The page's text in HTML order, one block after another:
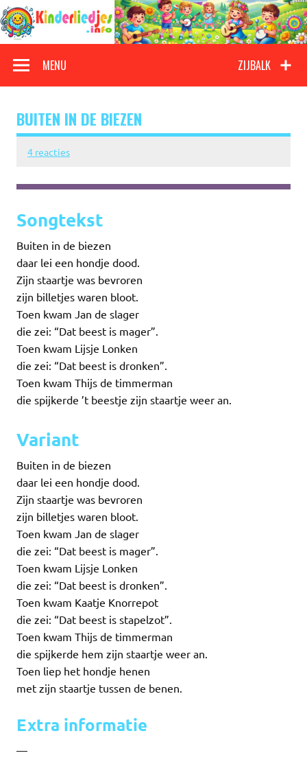
Doorgaan
naar
inhoud
Kinderliedjes
ZIJBALK
MENU
BUITEN IN DE BIEZEN
4 reacties
Songtekst
Buiten in de biezen
daar lei een hondje dood.
Zijn staartje was bevroren
zijn billetjes waren bloot.
Toen kwam Jan de slager
die zei: “Dat beest is mager”.
Toen kwam Lijsje Lonken
die zei: “Dat beest is dronken”.
Toen kwam Thijs de timmerman
die spijkerde ’t beestje zijn staartje weer an.
Variant
Buiten in de biezen
daar lei een hondje dood.
Zijn staartje was bevroren
zijn billetjes waren bloot.
Toen kwam Jan de slager
die zei: “Dat beest is mager”.
Toen kwam Lijsje Lonken
die zei: “Dat beest is dronken”.
Toen kwam Kaatje Knorrepot
die zei: “Dat beest is stapelzot”.
Toen kwam Thijs de timmerman
die spijkerde hem zijn staartje weer an.
Toen liep het hondje henen
met zijn staartje tussen de benen.
Extra informatie
—